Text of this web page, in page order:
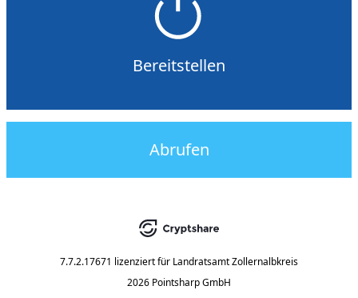
Bereitstellen
Abrufen
7.7.2.17671 lizenziert für Landratsamt Zollernalbkreis
2026 Pointsharp GmbH